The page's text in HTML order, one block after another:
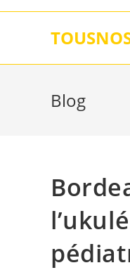
Skip
Blog